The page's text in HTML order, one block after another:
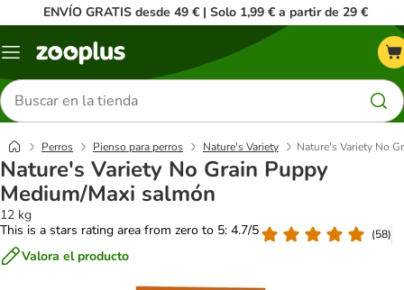
ENVÍO GRATIS desde 49 € | Solo 1,99 € a partir de 29 €
Menú
Buscar
productos
Perros Pienso para perros Nature's Variety Nature's Variety No
Nature's Variety No Grain Puppy
Medium/Maxi salmón
12 kg
This is a stars rating area from zero to 5: 4.7/5
(58)
Valora el producto